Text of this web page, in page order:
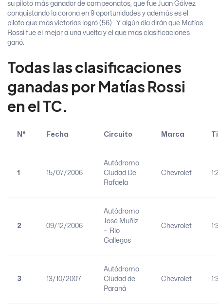
su piloto más ganador de campeonatos, que fue Juan Gálvez
conquistando la corona en 9 oportunidades y además es el
piloto que más victorias logró (56). Y algún día dirán que Matías
Rossi fue el mejor a una vuelta y el que más clasificaciones
ganó.
Todas las clasificaciones
ganadas por Matías Rossi
en el TC.
N° Fecha Circuito Marca
1 15/07/2006
Autódromo
Ciudad De
Rafaela
Chevrolet
2 09/12/2006
Autódromo
José Muñiz
– Río
Gallegos
Chevrolet
3 13/10/2007
Autódromo
Ciudad de
Paraná
Chevrolet